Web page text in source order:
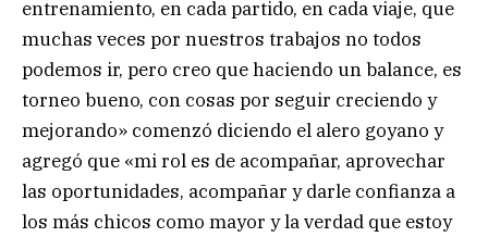
entrenamiento, en cada partido, en cada viaje, que
muchas veces por nuestros trabajos no todos
podemos ir, pero creo que haciendo un balance, es
torneo bueno, con cosas por seguir creciendo y
mejorando» comenzó diciendo el alero goyano y
agregó que «mi rol es de acompañar, aprovechar
las oportunidades, acompañar y darle confianza a
los más chicos como mayor y la verdad que estoy